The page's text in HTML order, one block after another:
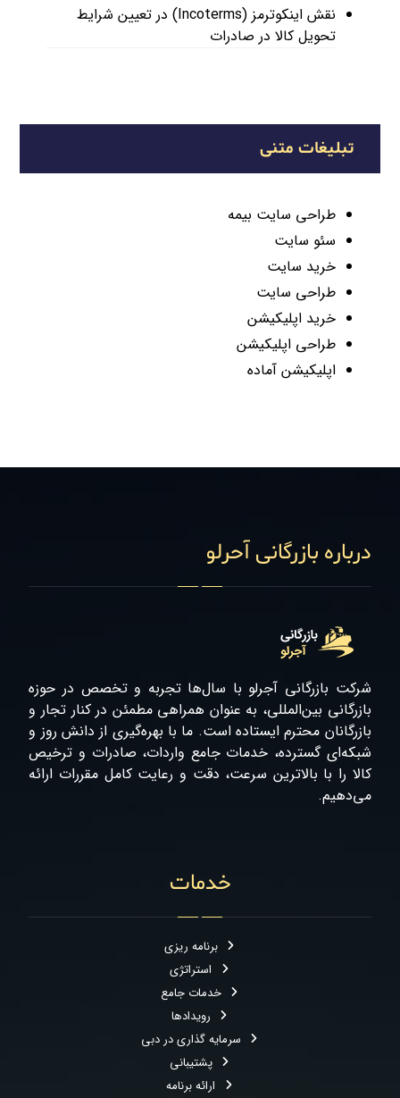
نقش اینکوترمز (Incoterms) در تعیین شرایط
تحویل کالا در صادرات
تبلیغات متنی
طراحی سایت بیمه
سئو سایت
خرید سایت
طراحی سایت
خرید اپلیکیشن
طراحی اپلیکیشن
اپلیکیشن آماده
درباره بازرگانی آحرلو
شرکت بازرگانی آجرلو با سال‌ها تجربه و تخصص در حوزه
بازرگانی بین‌المللی، به عنوان همراهی مطمئن در کنار تجار و
بازرگانان محترم ایستاده است. ما با بهره‌گیری از دانش روز و
شبکه‌ای گسترده، خدمات جامع واردات، صادرات و ترخیص
کالا را با بالاترین سرعت، دقت و رعایت کامل مقررات ارائه
می‌دهیم.
خدمات
برنامه ریزی
استراتژی
خدمات جامع
رویدادها
سرمایه گذاری در دبی
پشتیبانی
ارائه برنامه